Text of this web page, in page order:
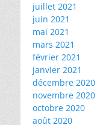
juillet 2021
juin 2021
mai 2021
mars 2021
février 2021
janvier 2021
décembre 2020
novembre 2020
octobre 2020
août 2020